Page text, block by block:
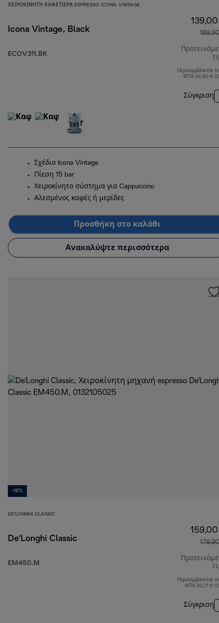
ΧΕΙΡΟΚΊΝΗΤΗ ΚΑΦΕΤΙΈΡΑ ESPRESSO ICONA VINTAGE
Icona Vintage, Black
ECOV311.BK
Περιλαμβάνεται
ΦΠΑ 26,90 €
Σύγκριση
Σχέδιο Icona Vintage
Πίεση 15 bar
Χειροκίνητο σύστημα για Cappuccino
Αλεσμένος καφές ή μερίδες
Προσθήκη στο καλάθι
Ανακαλύψτε περισσότερα
-12%
DE'LONGHI CLASSIC
De'Longhi Classic
EM450.M
Περιλαμβάνεται
ΦΠΑ 30,77 €
Σύγκριση